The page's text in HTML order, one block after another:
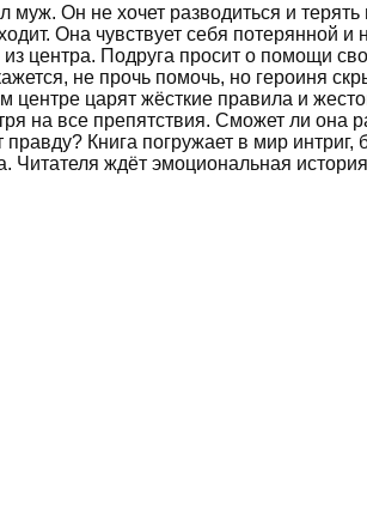
Он не хочет разводиться и
Она чувствует себя потерянной
центра. Подруга просит о помощи
не прочь помочь, но героиня
царят жёсткие правила и
на все препятствия. Сможет ли она
Книга погружает в мир
ждёт эмоциональная